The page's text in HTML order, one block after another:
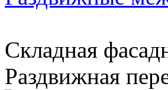
Складная
Раздвижная